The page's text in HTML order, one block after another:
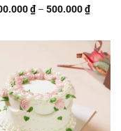
₫ – 500.000₫
giá:
đến